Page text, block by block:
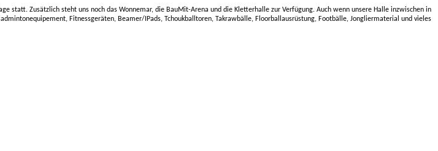
statt. Zusätzlich steht uns noch das Wonnemar, die BauMit-Arena und die Kletterhalle zur Verfügung. Auch wenn unsere Halle inzwischen in
Fitnessgeräten, Beamer/IPads, Tchoukballtoren, Takrawbälle, Floorballausrüstung, Footbälle, Jongliermaterial und vieles